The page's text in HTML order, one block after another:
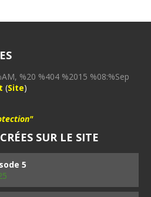
%20 %404 %2015 %08:%Sep
(Site)
SUR LE SITE
5